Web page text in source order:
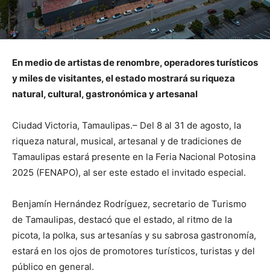
En medio de artistas de renombre, operadores turísticos
y miles de visitantes, el estado mostrará su riqueza
natural, cultural, gastronómica y artesanal
Ciudad Victoria, Tamaulipas.– Del 8 al 31 de agosto, la
riqueza natural, musical, artesanal y de tradiciones de
Tamaulipas estará presente en la Feria Nacional Potosina
2025 (FENAPO), al ser este estado el invitado especial.
Benjamín Hernández Rodríguez, secretario de Turismo
de Tamaulipas, destacó que el estado, al ritmo de la
picota, la polka, sus artesanías y su sabrosa gastronomía,
estará en los ojos de promotores turísticos, turistas y del
público en general.